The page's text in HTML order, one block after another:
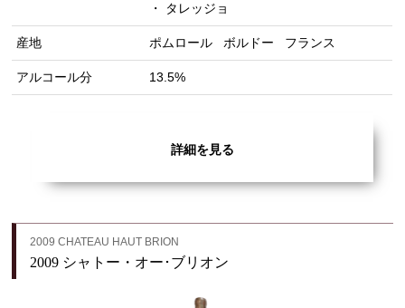
・ タレッジョ
産地 ポムロール ボルドー フランス
アルコール分 13.5%
詳細を見る
2009 CHATEAU HAUT BRION
2009 シャトー・オー･ブリオン